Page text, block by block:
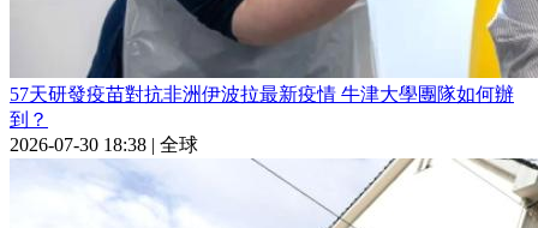
57天研發疫苗對抗非洲伊波拉最新疫情 牛津大學團隊如何辦
到？
2026-07-30 18:38 | 全球